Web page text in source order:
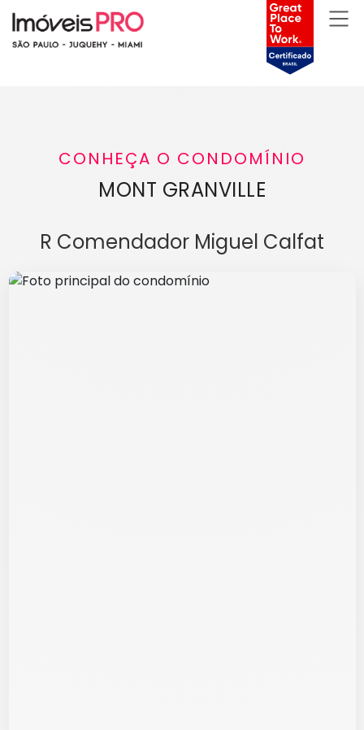
CONHEÇA O CONDOMÍNIO
MONT GRANVILLE
R Comendador Miguel Calfat